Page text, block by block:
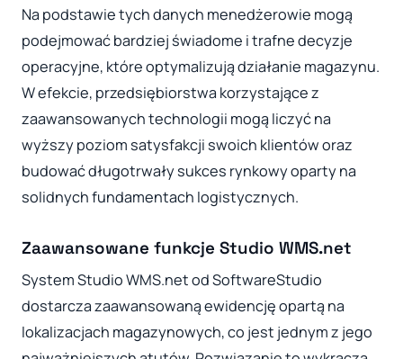
Na podstawie tych danych menedżerowie mogą
podejmować bardziej świadome i trafne decyzje
operacyjne, które optymalizują działanie magazynu.
W efekcie, przedsiębiorstwa korzystające z
zaawansowanych technologii mogą liczyć na
wyższy poziom satysfakcji swoich klientów oraz
budować długotrwały sukces rynkowy oparty na
solidnych fundamentach logistycznych.
Zaawansowane funkcje Studio WMS.net
System Studio WMS.net od SoftwareStudio
dostarcza zaawansowaną ewidencję opartą na
lokalizacjach magazynowych, co jest jednym z jego